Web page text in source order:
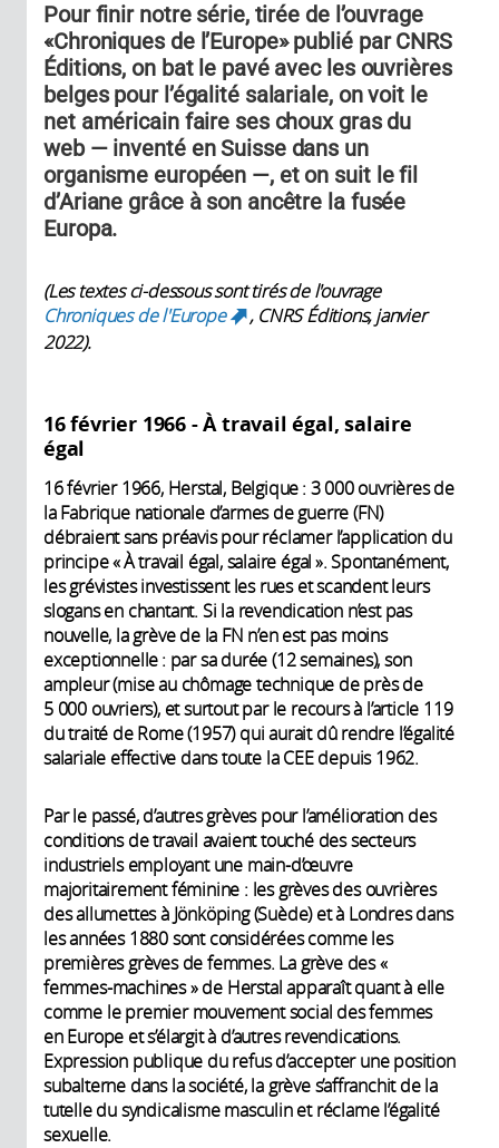
Pour finir notre série, tirée de l’ouvrage
«Chroniques de l’Europe» publié par CNRS
Éditions, on bat le pavé avec les ouvrières
belges pour l’égalité salariale, on voit le
net américain faire ses choux gras du
web — inventé en Suisse dans un
organisme européen —, et on suit le fil
d’Ariane grâce à son ancêtre la fusée
Europa.
(Les textes ci-dessous sont tirés de l'ouvrage
Chroniques de l'Europe
(link is external)
, CNRS Éditions, janvier
2022).
16 février 1966 - À travail égal, salaire
égal
16 février 1966, Herstal, Belgique : 3 000 ouvrières de
la Fabrique nationale d’armes de guerre (FN)
débraient sans préavis pour réclamer l’application du
principe « À travail égal, salaire égal ». Spontanément,
les grévistes investissent les rues et scandent leurs
slogans en chantant. Si la revendication n’est pas
nouvelle, la grève de la FN n’en est pas moins
exceptionnelle : par sa durée (12 semaines), son
ampleur (mise au chômage technique de près de
5 000 ouvriers), et surtout par le recours à l’article 119
du traité de Rome (1957) qui aurait dû rendre l’égalité
salariale effective dans toute la CEE depuis 1962.
Par le passé, d’autres grèves pour l’amélioration des
conditions de travail avaient touché des secteurs
industriels employant une main-d’œuvre
majoritairement féminine : les grèves des ouvrières
des allumettes à Jönköping (Suède) et à Londres dans
les années 1880 sont considérées comme les
premières grèves de femmes. La grève des «
femmes-machines » de Herstal apparaît quant à elle
comme le premier mouvement social des femmes
en Europe et s’élargit à d’autres revendications.
Expression publique du refus d’accepter une position
subalterne dans la société, la grève s’affranchit de la
tutelle du syndicalisme masculin et réclame l’égalité
sexuelle.